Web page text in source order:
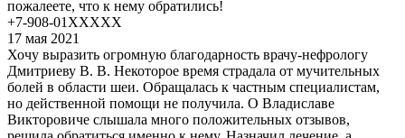
пожалеете, что к нему обратились!
+7-908-01XXXXX
17 мая 2021
Хочу выразить огромную благодарность врачу-нефрологу
Дмитриеву В. В. Некоторое время страдала от мучительных
болей в области шеи. Обращалась к частным специалистам,
но действенной помощи не получила. О Владиславе
Викторовиче слышала много положительных отзывов,